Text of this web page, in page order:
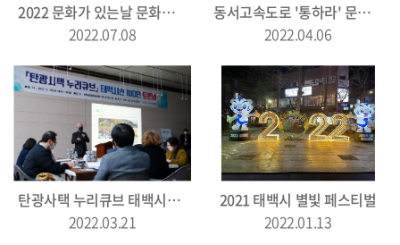
2022 문화가 있는날 문화로 걷는 태백 \\\'따로 또 같이\\\' 6월
2022.07.08
동서고속도로 '통하라' 문화공연
2022.04.06
탄광사택 누리큐브 태백시민 100인 토론회
2022.03.21
2021 태백시 별빛 페스티벌
2022.01.13